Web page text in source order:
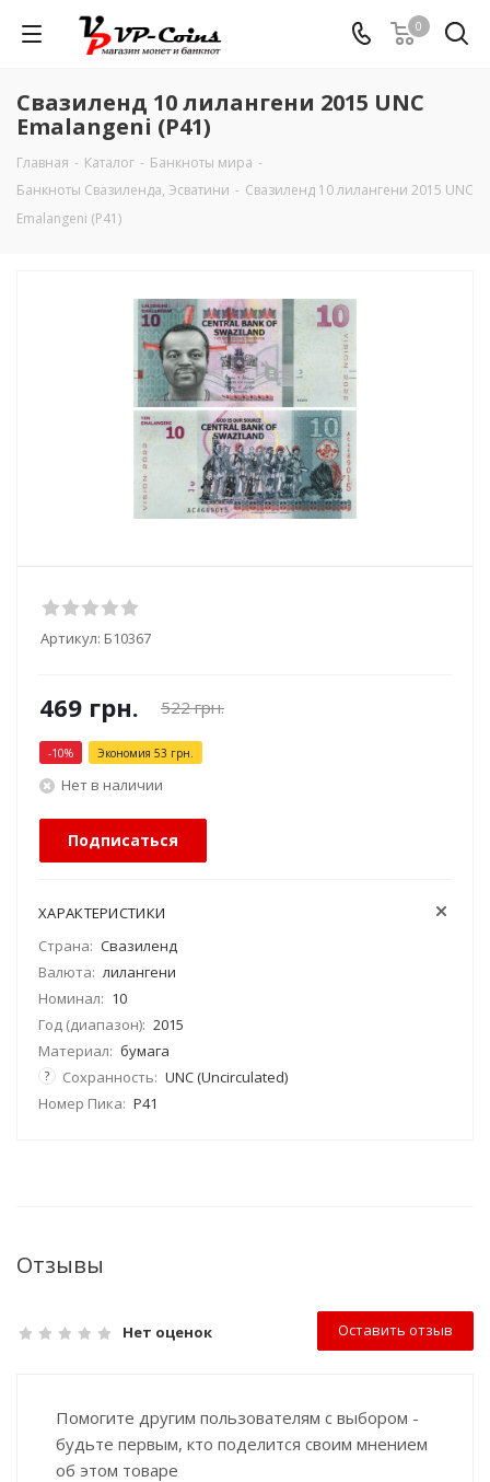
0
Свазиленд 10 лилангени 2015 UNC
Emalangeni (P41)
Главная - Каталог - Банкноты мира -
Банкноты Свазиленда, Эсватини - Свазиленд 10 лилангени 2015 UNC
Emalangeni (P41)
Артикул: Б10367
469 грн. 522грн.
-10% Экономия 53 грн.
Нет в наличии
Подписаться
ХАРАКТЕРИСТИКИ
Страна: Свазиленд
Валюта: лилангени
Номинал: 10
Год (диапазон): 2015
Материал: бумага
? Сохранность: UNC (Uncirculated)
Номер Пика: P41
Отзывы
Нет оценок Оставить отзыв
Помогите другим пользователям с выбором -
будьте первым, кто поделится своим мнением
об этом товаре